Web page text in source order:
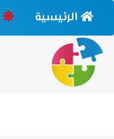
الرئيسية